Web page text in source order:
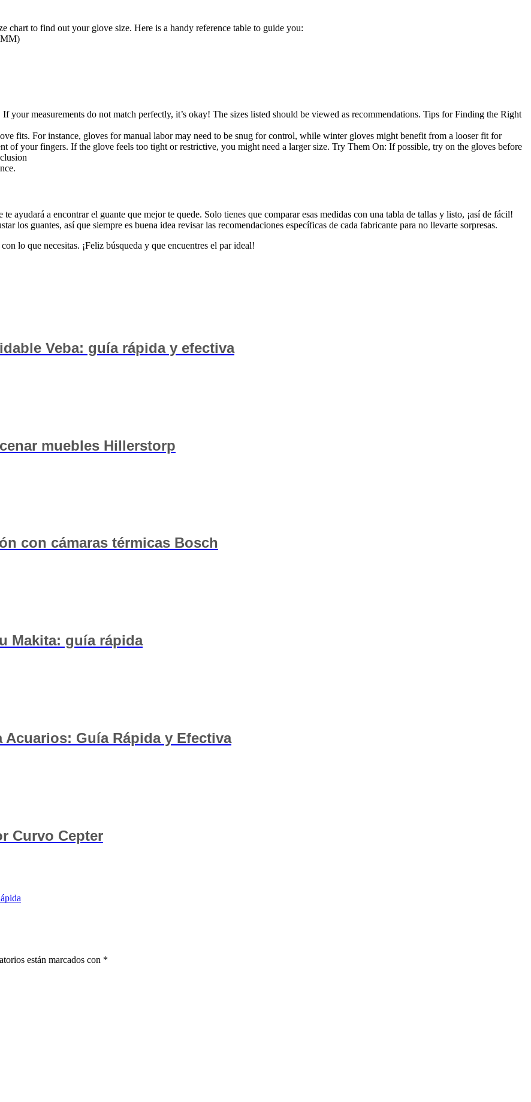
chart to find out your glove size. Here is a handy reference table to guide you:
your measurements do not match perfectly, it’s okay! The sizes listed should be viewed as recommendations. Tips for Finding the Right
fits. For instance, gloves for manual labor may need to be snug for control, while winter gloves might benefit from a looser fit for
your fingers. If the glove feels too tight or restrictive, you might need a larger size. Try Them On: If possible, try on the gloves before
ayudará a encontrar el guante que mejor te quede. Solo tienes que comparar esas medidas con una tabla de tallas y listo, ¡así de fácil!
los guantes, así que siempre es buena idea revisar las recomendaciones específicas de cada fabricante para no llevarte sorpresas.
lo que necesitas. ¡Feliz búsqueda y que encuentres el par ideal!
Veba: guía rápida y efectiva
muebles Hillerstorp
con cámaras térmicas Bosch
Makita: guía rápida
Guía Rápida y Efectiva
Curvo Cepter
están marcados con *